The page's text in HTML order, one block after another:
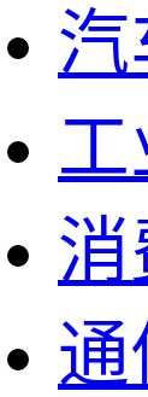
汽
消
通